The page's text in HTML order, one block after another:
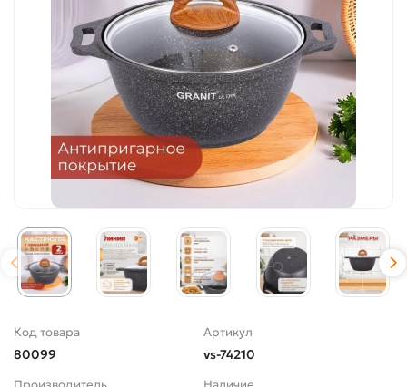
Код товара
80099
Артикул
vs-74210